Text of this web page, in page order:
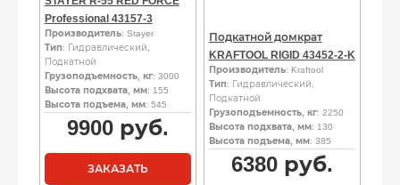
Professional 43157-3
Производитель: Stayer
Тип: Гидравлический,
Подкатной
Грузоподъемность, кг: 3000
Высота подхвата, мм: 155
Высота подъема, мм: 545
9900руб.
ЗАКАЗАТЬ
Подкатной домкрат
KRAFTOOL RIGID 43452-2-K
Производитель: Kraftool
Тип: Гидравлический,
Подкатной
Грузоподъемность, кг: 2250
Высота подхвата, мм: 130
Высота подъема, мм: 385
6380руб.